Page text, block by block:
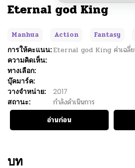
Eternal god King
Manhua Action Fantasy
การให้คะแนน:Eternal god King ค่าเฉลี่ย
ความคิดเห็น:
ทางเลือก:
บุ๊คมาร์ค:
วางจำหน่าย:
2017
สถานะ:
กำลังดำเนินการ
อ่านก่อน
บท